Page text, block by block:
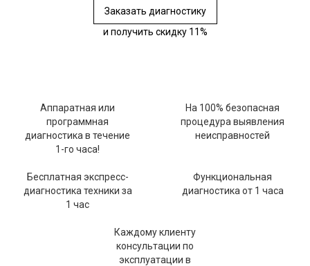
Заказать диагностику
и получить скидку 11%
Аппаратная или
программная
диагностика в течение
1-го часа!
На 100% безопасная
процедура выявления
неисправностей
Бесплатная экспресс-
диагностика техники за
1 час
Функциональная
диагностика от 1 часа
Каждому клиенту
консультации по
эксплуатации в